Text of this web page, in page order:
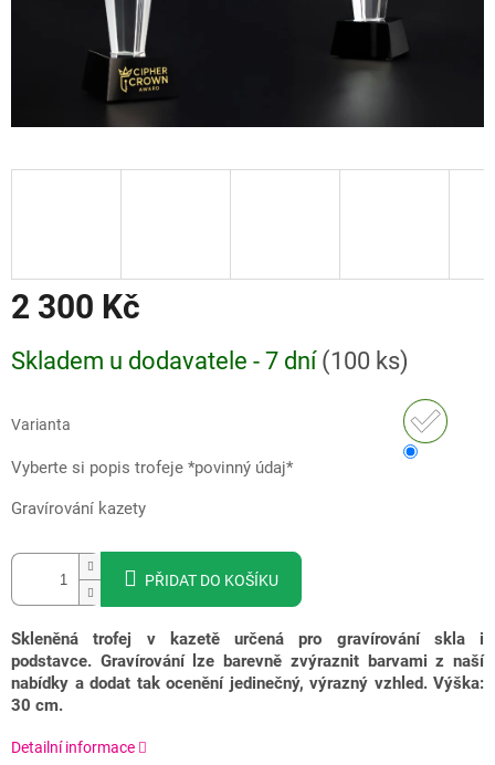
2 300 Kč
cena:
Skladem u dodavatele - 7 dní (100 ks)
Varianta
Vyberte si popis trofeje *povinný údaj*
Gravírování kazety
PŘIDAT DO KOŠÍKU
Skleněná trofej v kazetě určená pro gravírování skla i
podstavce. Gravírování lze barevně zvýraznit barvami z naší
nabídky a dodat tak ocenění jedinečný, výrazný vzhled. Výška:
30 cm.
Detailní informace